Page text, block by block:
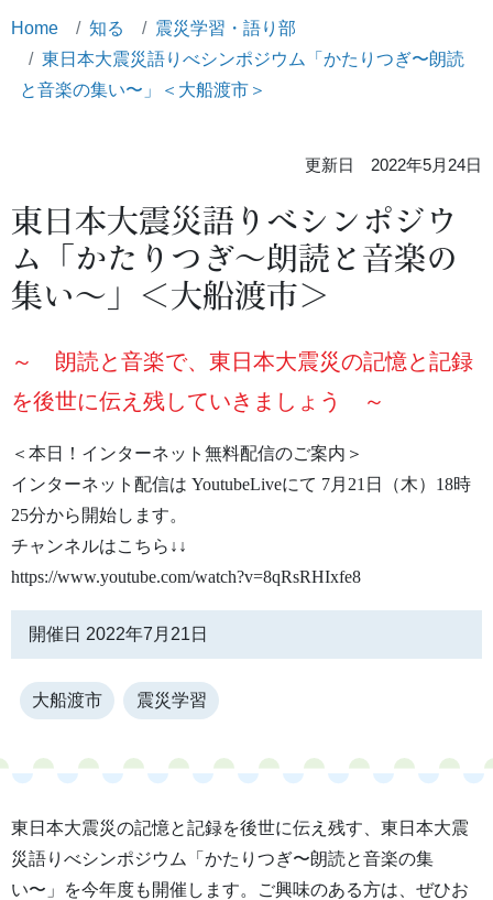
Home 知る
震災学習・語り部
東日本大震災語りべシンポジウム「かたりつぎ〜朗読
と音楽の集い〜」＜大船渡市＞
更新日 2022年5月24日
東日本大震災語りべシンポジウ
ム「かたりつぎ〜朗読と音楽の
集い〜」＜大船渡市＞
～ 朗読と音楽で、東日本大震災の記憶と記録
を後世に伝え残していきましょう ～
＜本日！インターネット無料配信のご案内＞
インターネット配信は YoutubeLiveにて 7月21日（木）18時
25分から開始します。
チャンネルはこちら↓↓
https://www.youtube.com/watch?v=8qRsRHIxfe8
開催日 2022年7月21日
大船渡市 震災学習
東日本大震災の記憶と記録を後世に伝え残す、東日本大震
災語りべシンポジウム「かたりつぎ〜朗読と音楽の集
い〜」を今年度も開催します。ご興味のある方は、ぜひお